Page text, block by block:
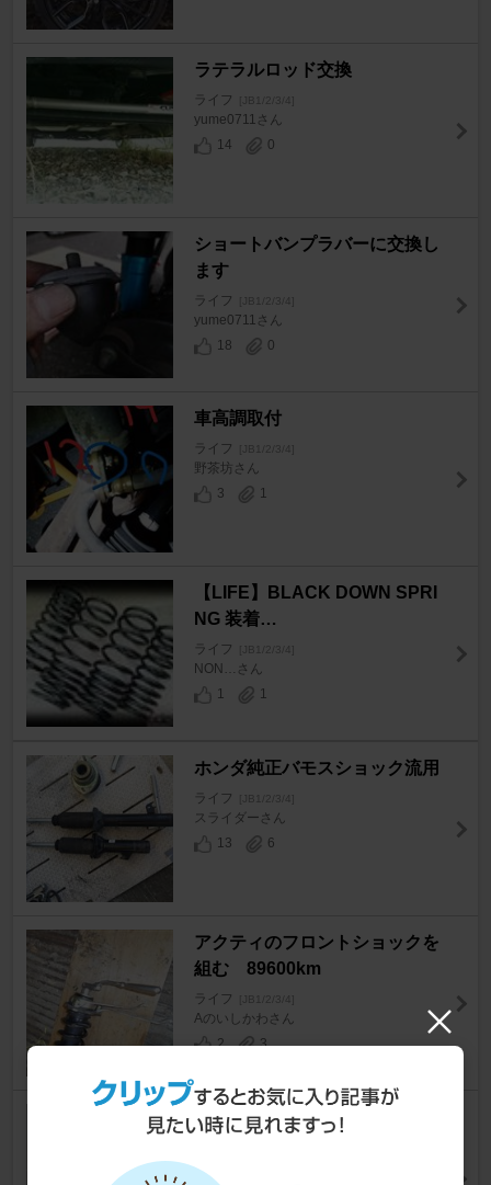
ラテラルロッド交換
ライフ [JB1/2/3/4]
yume0711さん
14
0
ショートバンプラバーに交換し
ます
ライフ [JB1/2/3/4]
yume0711さん
18
0
車高調取付
ライフ [JB1/2/3/4]
野茶坊さん
3
1
【LIFE】BLACK DOWN SPRI
NG 装着…
ライフ [JB1/2/3/4]
NON…さん
1
1
ホンダ純正バモスショック流用
ライフ [JB1/2/3/4]
スライダーさん
13
6
アクティのフロントショックを
組む 89600km
ライフ [JB1/2/3/4]
Aのいしかわさん
2
3
ロアボールジョイントブーツ、
交換